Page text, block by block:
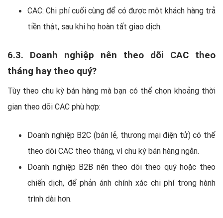
CAC: Chi phí cuối cùng để có được một khách hàng trả
tiền thật, sau khi họ hoàn tất giao dịch.
6.3. Doanh nghiệp nên theo dõi CAC theo
tháng hay theo quý?
Tùy theo chu kỳ bán hàng mà bạn có thể chọn khoảng thời
gian theo dõi CAC phù hợp:
Doanh nghiệp B2C (bán lẻ, thương mại điện tử) có thể
theo dõi CAC theo tháng, vì chu kỳ bán hàng ngắn.
Doanh nghiệp B2B nên theo dõi theo quý hoặc theo
chiến dịch, để phản ánh chính xác chi phí trong hành
trình dài hơn.